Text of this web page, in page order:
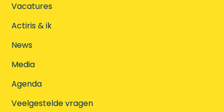
Vacatures
Actiris & ik
News
Media
Agenda
Veelgestelde vragen